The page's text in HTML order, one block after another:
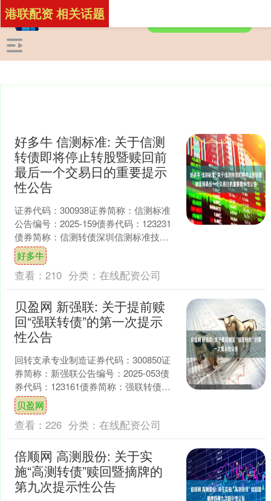
港联配资 相关话题
好多牛 信测标准: 关于信测
转债即将停止转股暨赎回前
最后一个交易日的重要提示
性公告
证券代码：300938证券简称：信测标准
公告编号：2025-159债券代码：123231
债券简称：信测转债深圳信测标准技术
服务股份有限公司关于信测转债即将停
止转....
好多牛
查看： 210 分类： 在线配资公司
贝盈网 新强联: 关于提前赎
回“强联转债”的第一次提示
性公告
回转支承专业制造证券代码：300850证
券简称：新强联公告编号：2025-053债
券代码：123161债券简称：强联转债洛
阳新强联回转支承股份有限公司本公司
及董....
贝盈网
查看： 226 分类： 在线配资公司
倍顺网 高测股份: 关于实
施“高测转债”赎回暨摘牌的
第九次提示性公告